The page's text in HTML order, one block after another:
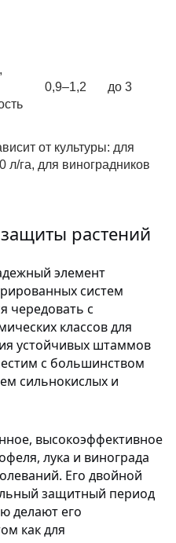
0,9–1,2 до 3
от культуры: для
га, для виноградников
растений
элемент
систем
чередовать с
классов для
устойчивых штаммов
с большинством
сильнокислых и
высокоэффективное
лука и винограда
Его двойной
защитный период
делают его
как для